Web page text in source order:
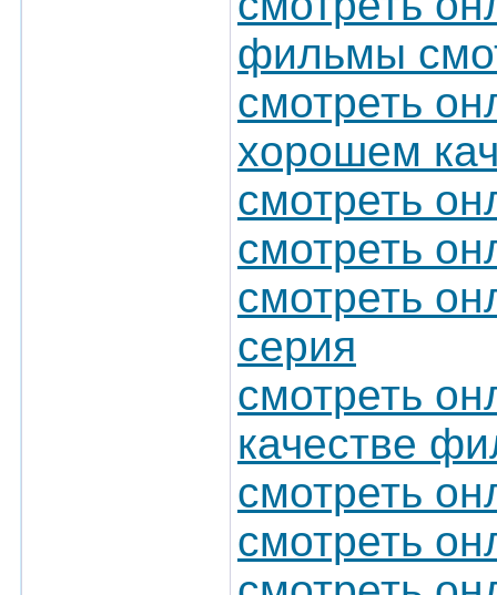
фильмы
смотреть
хорошем
смотреть
смотреть
смотреть
серия
смотреть
качестве
смотреть
смотреть